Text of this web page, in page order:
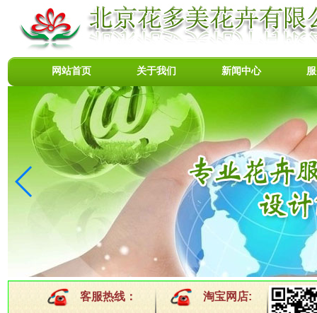
网站首页 关于我们 新闻中心
客服热线： 淘宝网店: